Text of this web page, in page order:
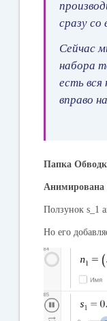
сразу со
Сейчас
набора
есть
вправо
Папка
Ползунок s_1
Но его